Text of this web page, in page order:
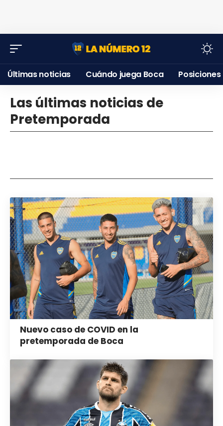
Últimas noticias Cuándo juega Boca Posiciones
Las últimas noticias de
Pretemporada
Nuevo caso de COVID en la
pretemporada de Boca